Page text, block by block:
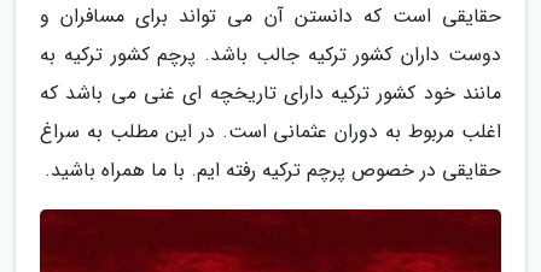
حقایقی است که دانستن آن می تواند برای مسافران و
دوست داران کشور ترکیه جالب باشد. پرچم کشور ترکیه به
مانند خود کشور ترکیه دارای تاریخچه ای غنی می باشد که
اغلب مربوط به دوران عثمانی است. در این مطلب به سراغ
حقایقی در خصوص پرچم ترکیه رفته ایم. با ما همراه باشید.